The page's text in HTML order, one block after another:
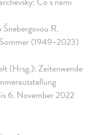
R.
(1949–2023)
(Hrsg.): Zeitenwende
6. November 2022